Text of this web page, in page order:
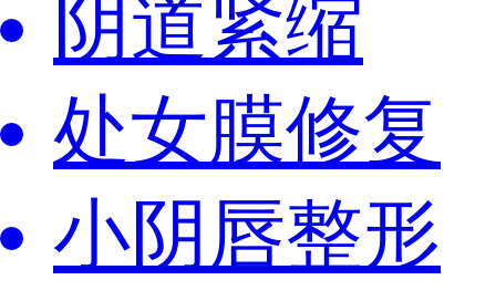
阴道紧缩
处女膜修复
小阴唇整形